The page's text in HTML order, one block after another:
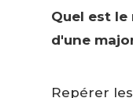
Quel est le
d'une
Repérer